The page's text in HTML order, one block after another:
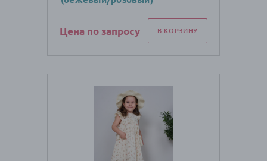
Цена по запросу В КОРЗИНУ